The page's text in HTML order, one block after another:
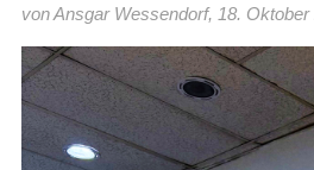
von Ansgar Wessendorf, 18. Oktober